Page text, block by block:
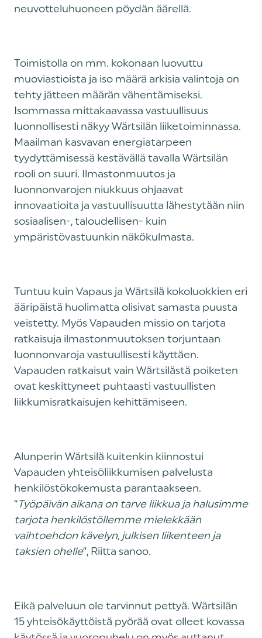
neuvotteluhuoneen pöydän äärellä.
Toimistolla on mm. kokonaan luovuttu
muoviastioista ja iso määrä arkisia valintoja on
tehty jätteen määrän vähentämiseksi.
Isommassa mittakaavassa vastuullisuus
luonnollisesti näkyy Wärtsilän liiketoiminnassa.
Maailman kasvavan energiatarpeen
tyydyttämisessä kestävällä tavalla Wärtsilän
rooli on suuri. Ilmastonmuutos ja
luonnonvarojen niukkuus ohjaavat
innovaatioita ja vastuullisuutta lähestytään niin
sosiaalisen-, taloudellisen- kuin
ympäristövastuunkin näkökulmasta.
Tuntuu kuin Vapaus ja Wärtsilä kokoluokkien eri
ääripäistä huolimatta olisivat samasta puusta
veistetty. Myös Vapauden missio on tarjota
ratkaisuja ilmastonmuutoksen torjuntaan
luonnonvaroja vastuullisesti käyttäen.
Vapauden ratkaisut vain Wärtsilästä poiketen
ovat keskittyneet puhtaasti vastuullisten
liikkumisratkaisujen kehittämiseen.
Alunperin Wärtsilä kuitenkin kiinnostui
Vapauden yhteisöliikkumisen palvelusta
henkilöstökokemusta parantaakseen.
“Työpäivän aikana on tarve liikkua ja halusimme
tarjota henkilöstöllemme mielekkään
vaihtoehdon kävelyn, julkisen liikenteen ja
taksien ohelle”, Riitta sanoo.
Eikä palveluun ole tarvinnut pettyä. Wärtsilän
15 yhteisökäyttöistä pyörää ovat olleet kovassa